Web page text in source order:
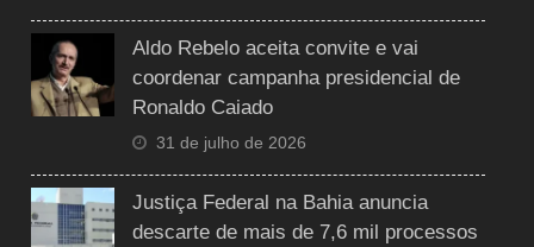
Aldo Rebelo aceita convite e vai
coordenar campanha presidencial de
Ronaldo Caiado
31 de julho de 2026
Justiça Federal na Bahia anuncia
descarte de mais de 7,6 mil processos